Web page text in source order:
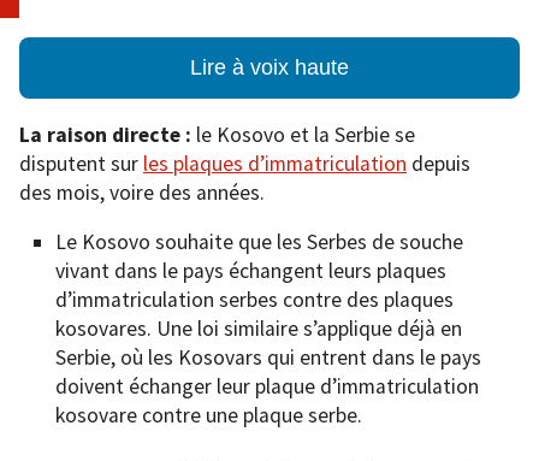
Lire à voix haute
La raison directe : le Kosovo et la Serbie se
disputent sur les plaques d’immatriculation depuis
des mois, voire des années.
Le Kosovo souhaite que les Serbes de souche
vivant dans le pays échangent leurs plaques
d’immatriculation serbes contre des plaques
kosovares. Une loi similaire s’applique déjà en
Serbie, où les Kosovars qui entrent dans le pays
doivent échanger leur plaque d’immatriculation
kosovare contre une plaque serbe.